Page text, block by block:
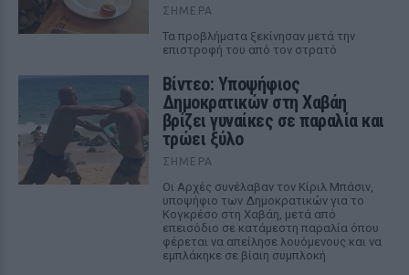
ΣΉΜΕΡΑ
Τα προβλήματα ξεκίνησαν μετά την
επιστροφή του από τον στρατό
Βίντεο: Υποψήφιος
Δημοκρατικών στη Χαβάη
βρίζει γυναίκες σε παραλία και
τρώει ξύλο
ΣΉΜΕΡΑ
Οι Αρχές συνέλαβαν τον Κίριλ Μπάσιν,
υποψήφιο των Δημοκρατικών για το
Κογκρέσο στη Χαβάη, μετά από
επεισόδιο σε κατάμεστη παραλία όπου
φέρεται να απείλησε λουόμενους και να
εμπλάκηκε σε βίαιη συμπλοκή